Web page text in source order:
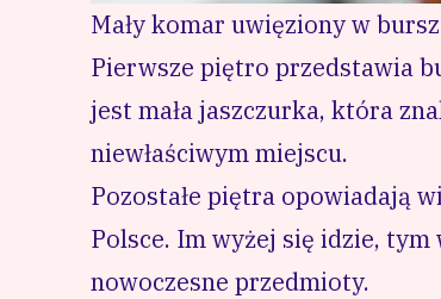
Mały komar uwięziony w
Pierwsze piętro przedstawia
jest mała jaszczurka, która
niewłaściwym miejscu.
Pozostałe piętra opowiadają
Polsce. Im wyżej się idzie,
nowoczesne przedmioty.